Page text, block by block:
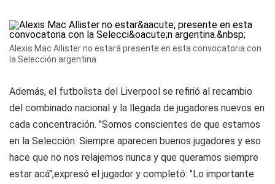
Alexis Mac Allister no estará presente en esta convocatoria con
la Selección argentina.
Además, el futbolista del Liverpool se refirió al recambio
del combinado nacional y la llegada de jugadores nuevos en
cada concentración. "Somos conscientes de que estamos
en la Selección. Siempre aparecen buenos jugadores y eso
hace que no nos relajemos nunca y que queramos siempre
estar acá",expresó el jugador y completó: "Lo importante